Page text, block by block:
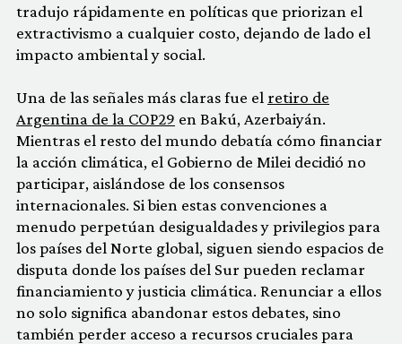
tradujo rápidamente en políticas que priorizan el
extractivismo a cualquier costo, dejando de lado el
impacto ambiental y social.
Una de las señales más claras fue el retiro de
Argentina de la COP29 en Bakú, Azerbaiyán.
Mientras el resto del mundo debatía cómo financiar
la acción climática, el Gobierno de Milei decidió no
participar, aislándose de los consensos
internacionales. Si bien estas convenciones a
menudo perpetúan desigualdades y privilegios para
los países del Norte global, siguen siendo espacios de
disputa donde los países del Sur pueden reclamar
financiamiento y justicia climática. Renunciar a ellos
no solo significa abandonar estos debates, sino
también perder acceso a recursos cruciales para